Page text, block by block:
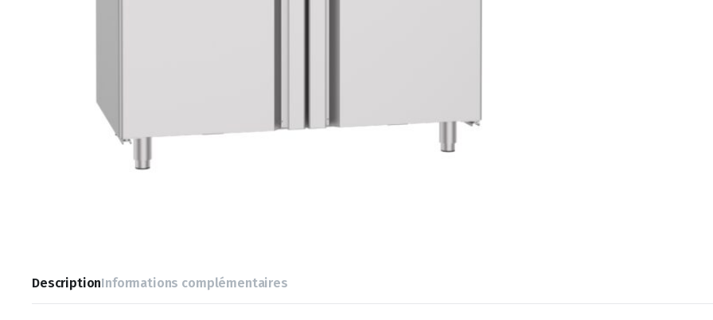
DescriptionInformations complémentaires